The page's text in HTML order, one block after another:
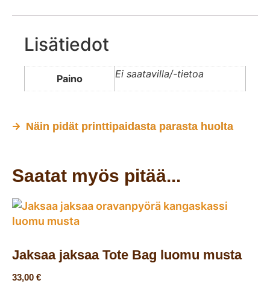
Lisätiedot
Paino Ei saatavilla/-tietoa
Näin pidät printtipaidasta parasta huolta
Saatat myös pitää...
Jaksaa jaksaa Tote Bag luomu musta
33,00 €